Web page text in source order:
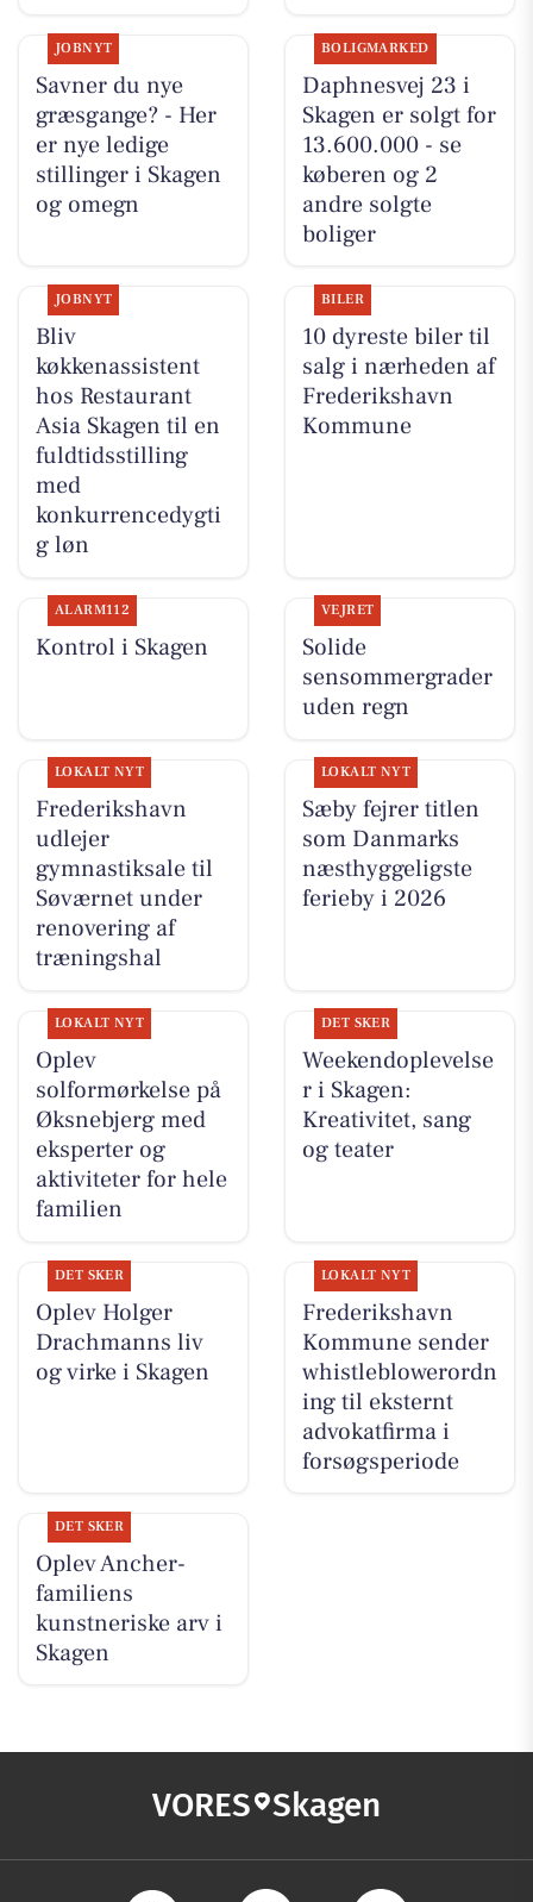
JOBNYT
Savner du nye
græsgange? - Her
er nye ledige
stillinger i Skagen
og omegn
BOLIGMARKED
Daphnesvej 23 i
Skagen er solgt for
13.600.000 - se
køberen og 2
andre solgte
boliger
JOBNYT
Bliv
køkkenassistent
hos Restaurant
Asia Skagen til en
fuldtidsstilling
med
konkurrencedygti
g løn
BILER
10 dyreste biler til
salg i nærheden af
Frederikshavn
Kommune
ALARM112
Kontrol i Skagen
VEJRET
Solide
sensommergrader
uden regn
LOKALT NYT
Frederikshavn
udlejer
gymnastiksale til
Søværnet under
renovering af
træningshal
LOKALT NYT
Sæby fejrer titlen
som Danmarks
næsthyggeligste
ferieby i 2026
LOKALT NYT
Oplev
solformørkelse på
Øksnebjerg med
eksperter og
aktiviteter for hele
familien
DET SKER
Weekendoplevelse
r i Skagen:
Kreativitet, sang
og teater
DET SKER
Oplev Holger
Drachmanns liv
og virke i Skagen
LOKALT NYT
Frederikshavn
Kommune sender
whistleblowerordn
ing til eksternt
advokatfirma i
forsøgsperiode
DET SKER
Oplev Ancher-
familiens
kunstneriske arv i
Skagen
VORES Skagen